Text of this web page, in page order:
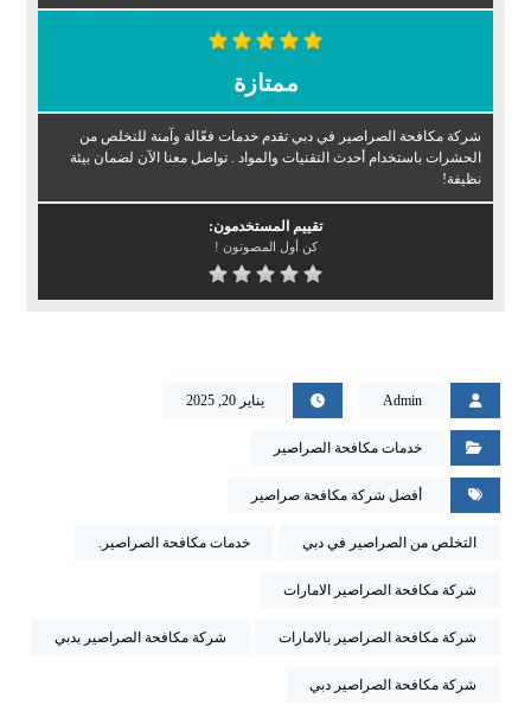
ممتازة
شركة مكافحة الصراصير في دبي تقدم خدمات فعّالة وآمنة للتخلص من
الحشرات باستخدام أحدث التقنيات والمواد . تواصل معنا الآن لضمان بيئة
نظيفة!
تقييم المستخدمون:
كن أول المصوتون !
Admin يناير 20, 2025
خدمات مكافحة الصراصير
أفضل شركة مكافحة صراصير
التخلص من الصراصير في دبي خدمات مكافحة الصراصير.
شركة مكافحة الصراصير الامارات
شركة مكافحة الصراصير بالامارات شركة مكافحة الصراصير بدبي
شركة مكافحة الصراصير دبي